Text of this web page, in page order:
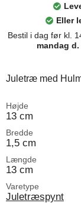
Eller
Bestil i dag før kl.
mandag
Juletræ med
Højde
13 cm
Bredde
1,5 cm
Længde
13 cm
Varetype
Juletræspynt